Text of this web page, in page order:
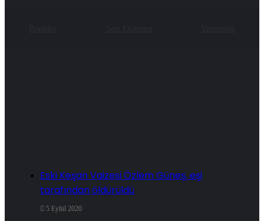
Eski Keşan Vaizesi Özlem Güneş, eşi
tarafından öldürüldü
5 Eylül 2020